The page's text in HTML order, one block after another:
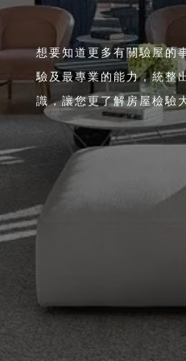
想要知道更多有關驗屋的
驗及最專業的能力，統整
識，讓您更了解房屋檢驗